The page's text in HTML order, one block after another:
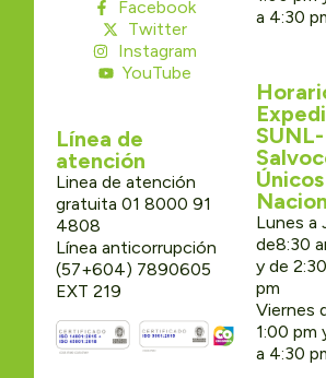
Facebook
Twitter
Instagram
YouTube
Línea de
atención
Linea de atención
gratuita 01 8000 91
4808
Línea anticorrupción
(57+604) 7890605
EXT 219
a 4:30
SUNL-
Únicos
Lunes a
de8:30
y de
pm
Viernes
1:00 pm
a 4:30